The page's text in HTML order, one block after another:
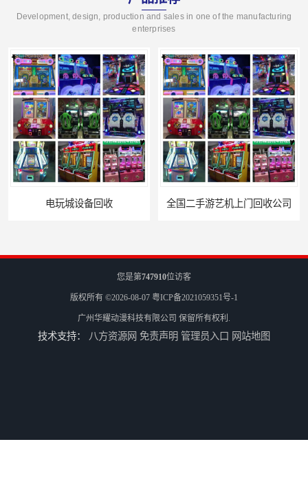
Development, design, production and sales in one of the manufacturing
enterprises
全国二手游艺机上门回收公司 电玩城整场回收
您是第747910位访客
版权所有 ©2026-08-07 粤ICP备2021059351号-1
广州华耀动漫科技有限公司 保留所有权利.
技术支持： 八方资源网 免责声明 管理员入口 网站地图